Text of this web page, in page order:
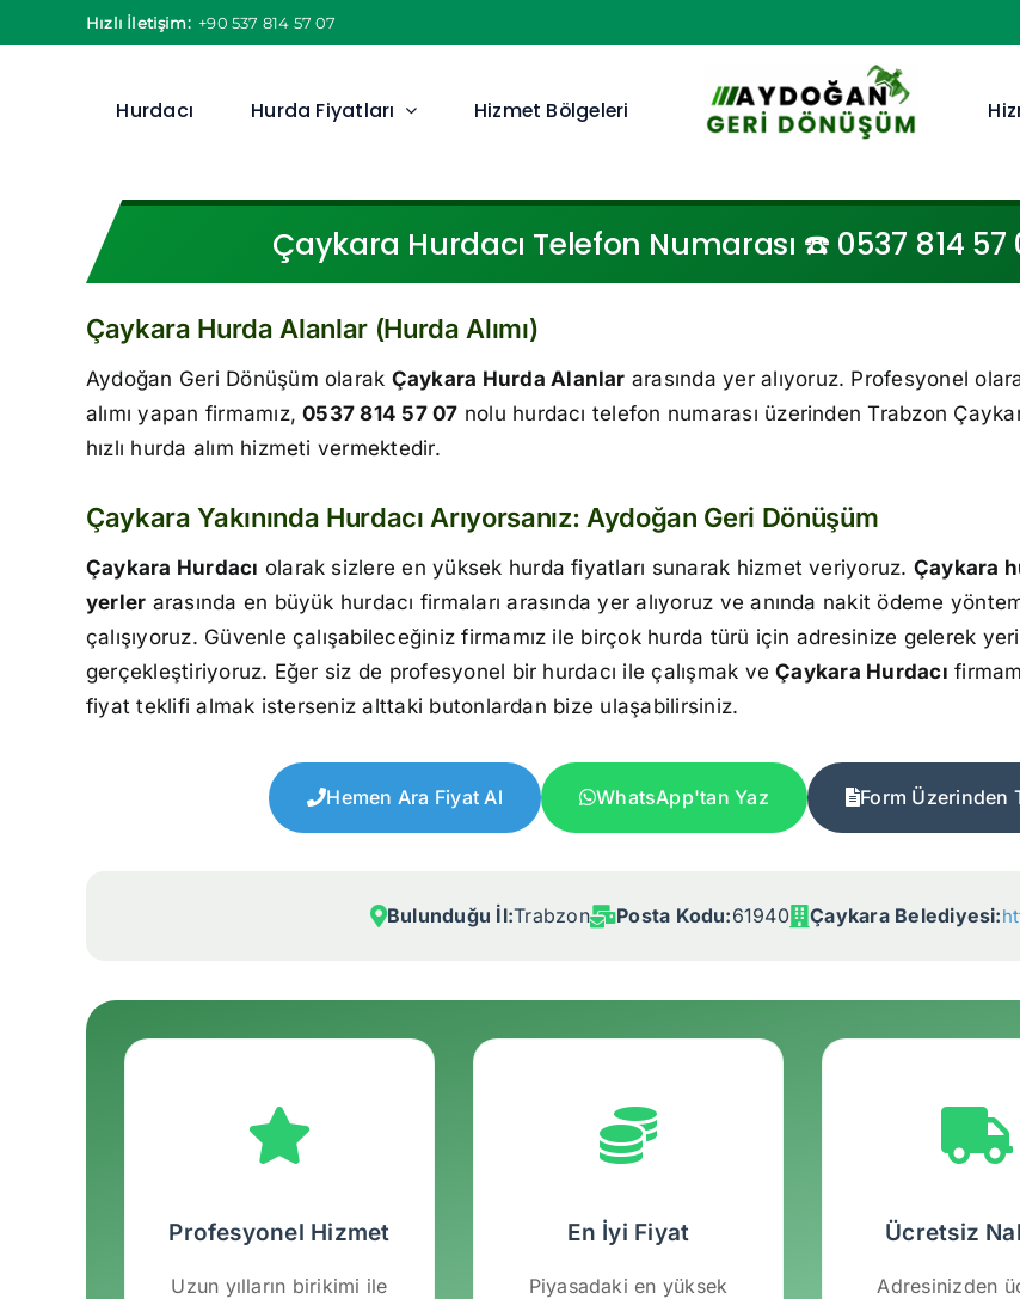
to
Hızlı İletişim: +90 537 814 57 07
Hurdacı Hurda Fiyatları Hizmet Bölgeleri
Çaykara Hurdacı Telefon Numarası ☎️ 0537 814 57
Çaykara Hurda Alanlar (Hurda Alımı)
Aydoğan Geri Dönüşüm olarak Çaykara Hurda Alanlar arasında yer alıyoruz. Profesyonel
alımı yapan firmamız,0537 814 57 07 nolu hurdacı telefon numarası üzerinden Trabzon
hızlı hurda alım hizmeti vermektedir.
Çaykara Yakınında Hurdacı Arıyorsanız: Aydoğan Geri Dönüşüm
Çaykara Hurdacı olarak sizlere en yüksek hurda fiyatları sunarak hizmet veriyoruz. Çaykara
yerler arasında en büyük hurdacı firmaları arasında yer alıyoruz ve anında nakit ödeme
çalışıyoruz. Güvenle çalışabileceğiniz firmamız ile birçok hurda türü için adresinize gelerek
gerçekleştiriyoruz. Eğer siz de profesyonel bir hurdacı ile çalışmak veÇaykara Hurdacı
fiyat teklifi almak isterseniz alttaki butonlardan bize ulaşabilirsiniz.
Hemen Ara Fiyat Al WhatsApp'tan Yaz Form Üzerinden
Bulunduğu İl:Trabzon Posta Kodu:61940 Çaykara Belediyesi:
Profesyonel Hizmet
Uzun yılların birikimi ile
En İyi Fiyat
Piyasadaki en yüksek
Ücretsiz
Adresinizden